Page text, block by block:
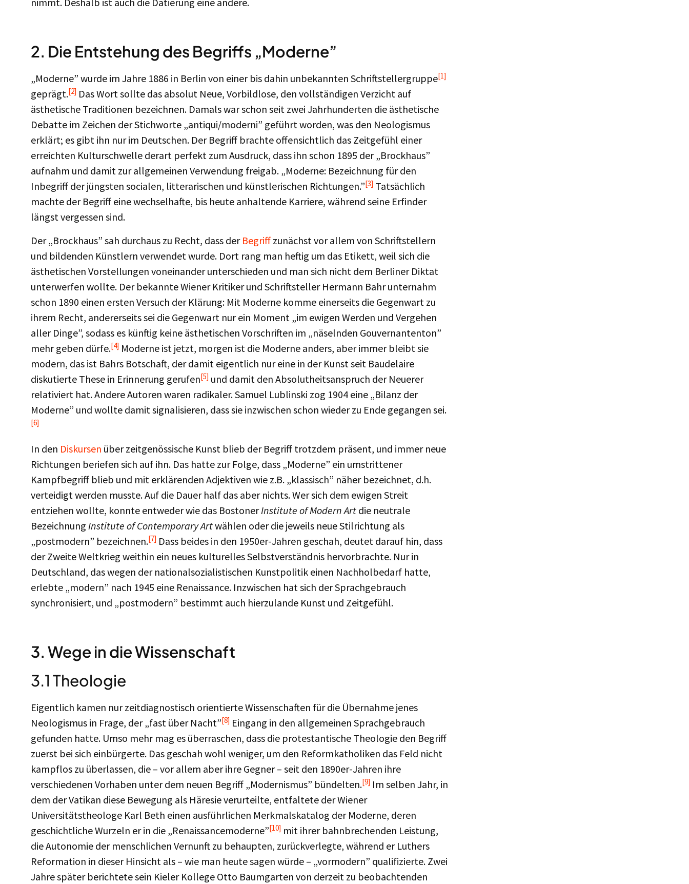
2. Die Entstehung des Begriffs „Moderne”
„Moderne” wurde im Jahre 1886 in Berlin von einer bis dahin unbekannten Schriftstellergruppe[1]
geprägt.[2] Das Wort sollte das absolut Neue, Vorbildlose, den vollständigen Verzicht auf
ästhetische Traditionen bezeichnen. Damals war schon seit zwei Jahrhunderten die ästhetische
Debatte im Zeichen der Stichworte „antiqui/moderni” geführt worden, was den Neologismus
erklärt; es gibt ihn nur im Deutschen. Der Begriff brachte offensichtlich das Zeitgefühl einer
erreichten Kulturschwelle derart perfekt zum Ausdruck, dass ihn schon 1895 der „Brockhaus”
aufnahm und damit zur allgemeinen Verwendung freigab. „Moderne: Bezeichnung für den
Inbegriff der jüngsten socialen, litterarischen und künstlerischen Richtungen.”[3] Tatsächlich
machte der Begriff eine wechselhafte, bis heute anhaltende Karriere, während seine Erfinder
längst vergessen sind.
Der „Brockhaus” sah durchaus zu Recht, dass der Begriff zunächst vor allem von Schriftstellern
und bildenden Künstlern verwendet wurde. Dort rang man heftig um das Etikett, weil sich die
ästhetischen Vorstellungen voneinander unterschieden und man sich nicht dem Berliner Diktat
unterwerfen wollte. Der bekannte Wiener Kritiker und Schriftsteller Hermann Bahr unternahm
schon 1890 einen ersten Versuch der Klärung: Mit Moderne komme einerseits die Gegenwart zu
ihrem Recht, andererseits sei die Gegenwart nur ein Moment „im ewigen Werden und Vergehen
aller Dinge”, sodass es künftig keine ästhetischen Vorschriften im „näselnden Gouvernantenton”
mehr geben dürfe.[4] Moderne ist jetzt, morgen ist die Moderne anders, aber immer bleibt sie
modern, das ist Bahrs Botschaft, der damit eigentlich nur eine in der Kunst seit Baudelaire
diskutierte These in Erinnerung gerufen[5] und damit den Absolutheitsanspruch der Neuerer
relativiert hat. Andere Autoren waren radikaler. Samuel Lublinski zog 1904 eine „Bilanz der
Moderne” und wollte damit signalisieren, dass sie inzwischen schon wieder zu Ende gegangen sei.
[6]
In den Diskursen über zeitgenössische Kunst blieb der Begriff trotzdem präsent, und immer neue
Richtungen beriefen sich auf ihn. Das hatte zur Folge, dass „Moderne” ein umstrittener
Kampfbegriff blieb und mit erklärenden Adjektiven wie z.B. „klassisch” näher bezeichnet, d.h.
verteidigt werden musste. Auf die Dauer half das aber nichts. Wer sich dem ewigen Streit
entziehen wollte, konnte entweder wie das BostonerInstitute of Modern Art die neutrale
Bezeichnung Institute of Contemporary Artwählen oder die jeweils neue Stilrichtung als
„postmodern” bezeichnen.[7] Dass beides in den 1950er-Jahren geschah, deutet darauf hin, dass
der Zweite Weltkrieg weithin ein neues kulturelles Selbstverständnis hervorbrachte. Nur in
Deutschland, das wegen der nationalsozialistischen Kunstpolitik einen Nachholbedarf hatte,
erlebte „modern” nach 1945 eine Renaissance. Inzwischen hat sich der Sprachgebrauch
synchronisiert, und „postmodern” bestimmt auch hierzulande Kunst und Zeitgefühl.
3. Wege in die Wissenschaft
3.1 Theologie
Eigentlich kamen nur zeitdiagnostisch orientierte Wissenschaften für die Übernahme jenes
Neologismus in Frage, der „fast über Nacht”[8] Eingang in den allgemeinen Sprachgebrauch
gefunden hatte. Umso mehr mag es überraschen, dass die protestantische Theologie den Begriff
zuerst bei sich einbürgerte. Das geschah wohl weniger, um den Reformkatholiken das Feld nicht
kampflos zu überlassen, die – vor allem aber ihre Gegner – seit den 1890er-Jahren ihre
verschiedenen Vorhaben unter dem neuen Begriff „Modernismus” bündelten.[9] Im selben Jahr, in
dem der Vatikan diese Bewegung als Häresie verurteilte, entfaltete der Wiener
Universitätstheologe Karl Beth einen ausführlichen Merkmalskatalog der Moderne, deren
geschichtliche Wurzeln er in die „Renaissancemoderne”[10] mit ihrer bahnbrechenden Leistung,
die Autonomie der menschlichen Vernunft zu behaupten, zurückverlegte, während er Luthers
Reformation in dieser Hinsicht als – wie man heute sagen würde – „vormodern” qualifizierte. Zwei
Jahre später berichtete sein Kieler Kollege Otto Baumgarten von derzeit zu beobachtenden